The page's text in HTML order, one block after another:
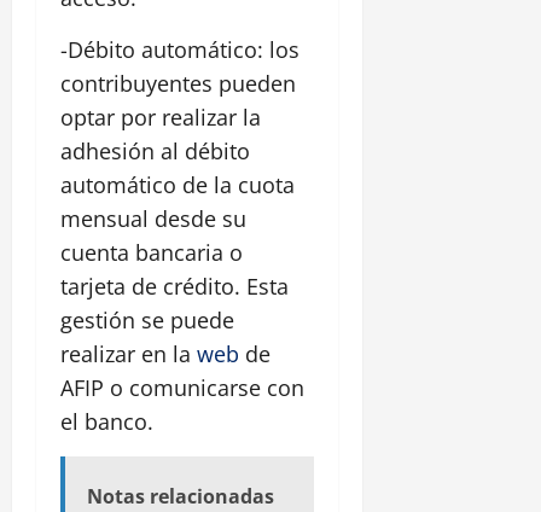
-Débito automático: los
contribuyentes pueden
optar por realizar la
adhesión al débito
automático de la cuota
mensual desde su
cuenta bancaria o
tarjeta de crédito. Esta
gestión se puede
realizar en la web de
AFIP o comunicarse con
el banco.
Notas relacionadas